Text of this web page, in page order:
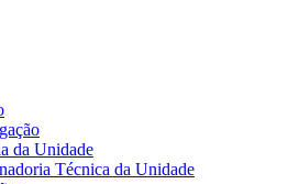
da Unidade
Técnica da Unidade